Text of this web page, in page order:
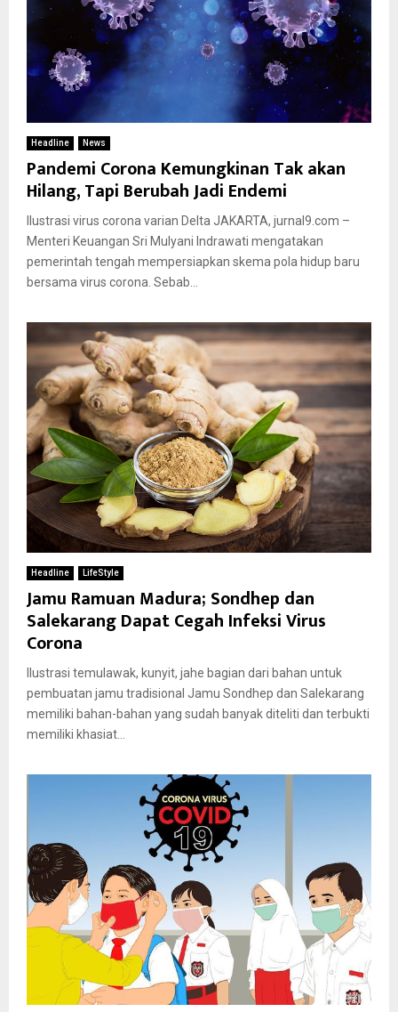
Headline News
Pandemi Corona Kemungkinan Tak akan
Hilang, Tapi Berubah Jadi Endemi
Ilustrasi virus corona varian Delta JAKARTA, jurnal9.com –
Menteri Keuangan Sri Mulyani Indrawati mengatakan
pemerintah tengah mempersiapkan skema pola hidup baru
bersama virus corona. Sebab...
Headline LifeStyle
Jamu Ramuan Madura; Sondhep dan
Salekarang Dapat Cegah Infeksi Virus
Corona
Ilustrasi temulawak, kunyit, jahe bagian dari bahan untuk
pembuatan jamu tradisional Jamu Sondhep dan Salekarang
memiliki bahan-bahan yang sudah banyak diteliti dan terbukti
memiliki khasiat...